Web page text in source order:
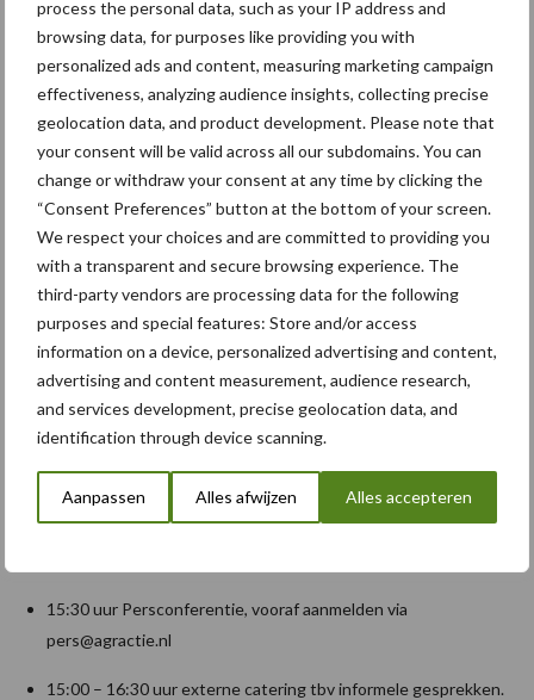
process the personal data, such as your IP address and
browsing data, for purposes like providing you with
personalized ads and content, measuring marketing campaign
effectiveness, analyzing audience insights, collecting precise
geolocation data, and product development. Please note that
your consent will be valid across all our subdomains. You can
change or withdraw your consent at any time by clicking the
“Consent Preferences” button at the bottom of your screen.
We respect your choices and are committed to providing you
with a transparent and secure browsing experience. The
third-party vendors are processing data for the following
purposes and special features: Store and/or access
information on a device, personalized advertising and content,
advertising and content measurement, audience research,
and services development, precise geolocation data, and
identification through device scanning.
Aanpassen Alles afwijzen Alles accepteren
13:10 uur Welkomstwoord Bart Kemp
13:20 uur Bart Kemp, Herwaardering Nederlandse Landbouw
13:30 uur Reactie Minister Schouten
13:40 uur Junior bijdrage Anna
13:50 uur Henk Bleker (o.m. voorm. Staatsecretaris v
Landbouw)
14:00 uur Sieta van Keimpema, sector veehouderij
14:10 uur Arjen Schuiling, sector akkerbouw
14:20 uur Mischa Bouwer, jonge boer
14:45 uur Statement Henk Flipsen Nevedi, namens periferie
15:30 uur Persconferentie, vooraf aanmelden via
pers@agractie.nl
15:00 – 16:30 uur externe catering tbv informele gesprekken.